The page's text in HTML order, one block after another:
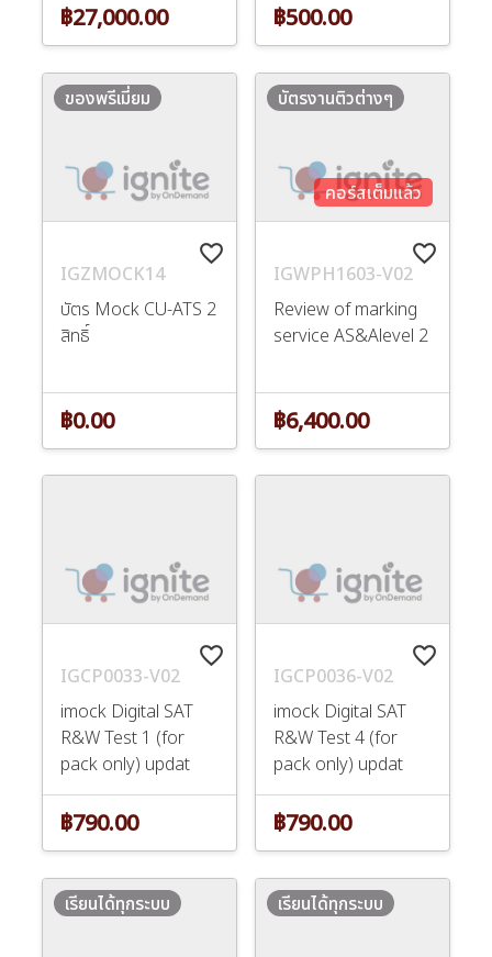
฿27,000.00 ฿500.00
favorite_border
IGZMOCK14
บัตร Mock CU-ATS 2
สิทธิ์
ของพรีเมี่ยม
฿0.00
favorite_border
IGWPH1603-V02
Review of marking
service AS&Alevel 2
คอร์สเต็มแล้ว
บัตรงานติวต่างๆ
฿6,400.00
favorite_border
IGCP0033-V02
imock Digital SAT
R&W Test 1 (for
pack only) updat
฿790.00
favorite_border
IGCP0036-V02
imock Digital SAT
R&W Test 4 (for
pack only) updat
฿790.00
เรียนได้ทุกระบบ เรียนได้ทุกระบบ